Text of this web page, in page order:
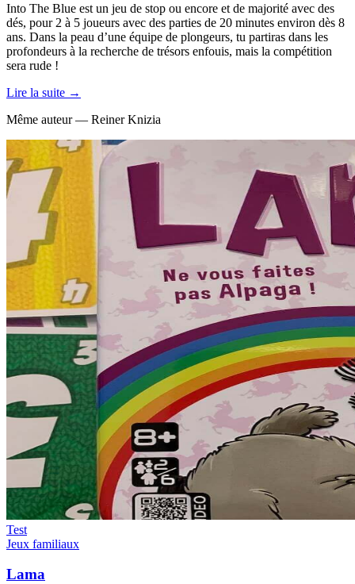
Into The Blue est un jeu de stop ou encore et de majorité avec des
dés, pour 2 à 5 joueurs avec des parties de 20 minutes environ dès 8
ans. Dans la peau d’une équipe de plongeurs, tu partiras dans les
profondeurs à la recherche de trésors enfouis, mais la compétition
sera rude !
Lire la suite →
Même auteur — Reiner Knizia
Test
Jeux familiaux
Lama